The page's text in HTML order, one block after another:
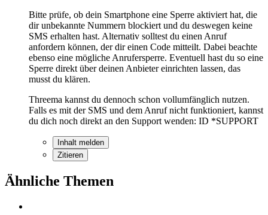
Bitte prüfe, ob dein Smartphone eine Sperre aktiviert hat, die
dir unbekannte Nummern blockiert und du deswegen keine
SMS erhalten hast. Alternativ solltest du einen Anruf
anfordern können, der dir einen Code mitteilt. Dabei beachte
ebenso eine mögliche Anrufersperre. Eventuell hast du so eine
Sperre direkt über deinen Anbieter einrichten lassen, das
musst du klären.
Threema kannst du dennoch schon vollumfänglich nutzen.
Falls es mit der SMS und dem Anruf nicht funktioniert, kannst
du dich noch direkt an den Support wenden: ID *SUPPORT
Inhalt melden
Zitieren
Ähnliche Themen